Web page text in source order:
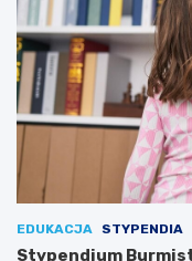
EDUKACJA STYPENDIA
Stypendium